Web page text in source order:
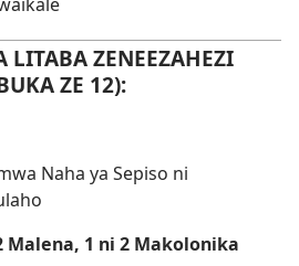
LITABA ZENEEZAHEZI
ZE 12):
Naha ya Sepiso ni
Malena, 1 ni 2 Makolonika